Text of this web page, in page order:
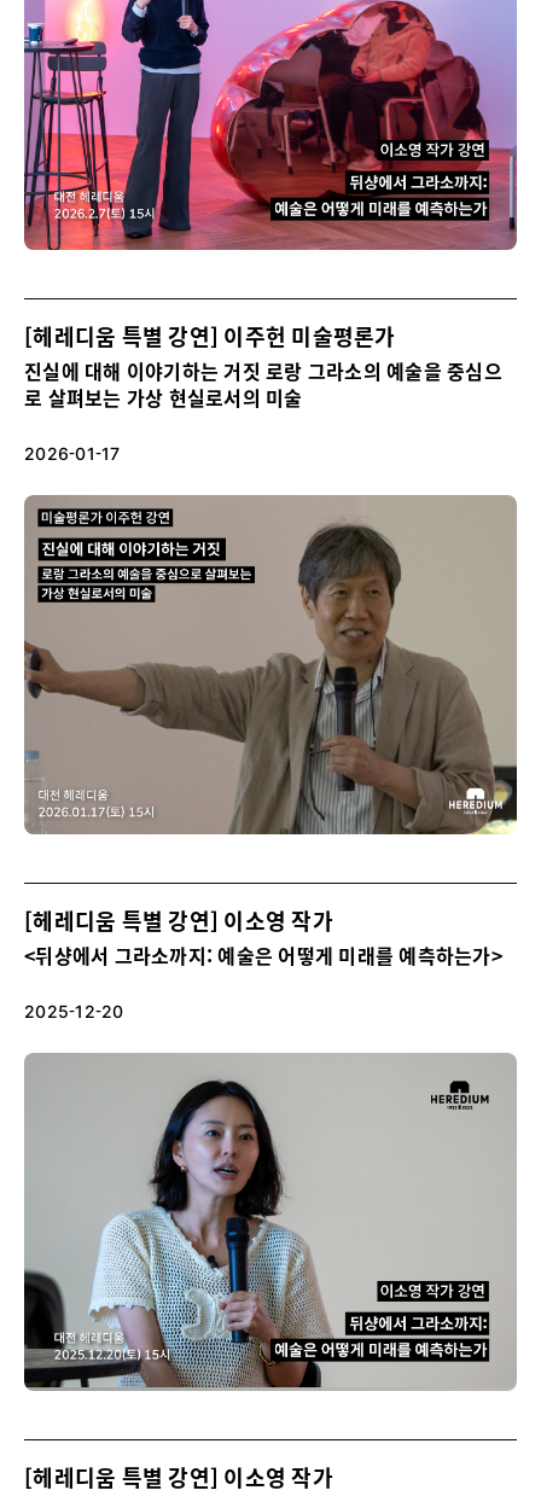
[헤레디움 특별 강연] 이주헌 미술평론가
진실에 대해 이야기하는 거짓 로랑 그라소의 예술을 중심으
로 살펴보는 가상 현실로서의 미술
2026-01-17
[헤레디움 특별 강연] 이소영 작가
<뒤샹에서 그라소까지: 예술은 어떻게 미래를 예측하는가>
2025-12-20
[헤레디움 특별 강연] 이소영 작가